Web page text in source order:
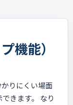
機能）
りにくい場面
きます。 なり